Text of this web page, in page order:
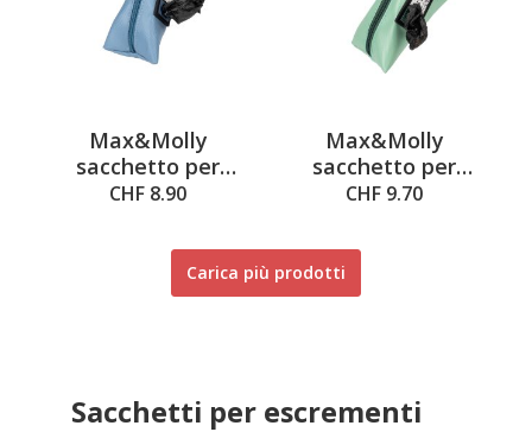
Max&Molly
sacchetto per
sacchetti igienici
10x6x7cm
CHF 8.90
Max&Molly
sacchetto per
sacchetti igienici
CHF 9.70
Carica più prodotti
Sacchetti per escrementi